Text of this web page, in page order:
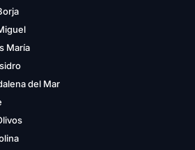
María
del Mar